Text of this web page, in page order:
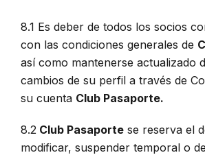
8.1 Es deber de todos los socios
con las condiciones generales de
así como mantenerse actualizado
cambios de su perfil a través de
su cuenta Club Pasaporte.
8.2 Club Pasaporte se reserva el
modificar, suspender temporal o